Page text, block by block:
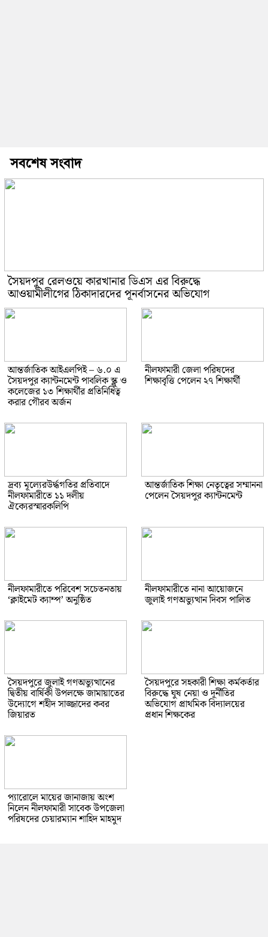
সবশেষ সংবাদ
সৈয়দপুর রেলওয়ে কারখানার ডিএস এর বিরুদ্ধে
আওয়ামীলীগের ঠিকাদারদের পূনর্বাসনের অভিযোগ
আন্তর্জাতিক আইএলপিই – ৬.০ এ
সৈয়দপুর ক্যান্টনমেন্ট পাবলিক স্ক্লু ও
কলেজের ১৩ শিক্ষার্থীর প্রতিনিধিত্ব
করার গৌরব অর্জন
নীলফামারী জেলা পরিষদের
শিক্ষাবৃত্তি পেলেন ২৭ শিক্ষার্থী
দ্রব্য মূল্যেরউর্দ্ধগতির প্রতিবাদে
নীলফামারীতে ১১ দলীয়
ঐক্যেরস্মারকলিপি
আন্তর্জাতিক শিক্ষা নেতৃত্বের সম্মাননা
পেলেন সৈয়দপুর ক্যান্টনমেন্ট
নীলফামারীতে পরিবেশ সচেতনতায়
‘ক্লাইমেট ক্যাম্প’ অনুষ্ঠিত
নীলফামারীতে নানা আয়োজনে
জুলাই গণঅভ্যুত্থান দিবস পালিত
সৈয়দপুরে জুলাই গণঅভ্যুত্থানের
দ্বিতীয় বার্ষিকী উপলক্ষে জামায়াতের
উদ্যোগে শহীদ সাজ্জাদের কবর
জিয়ারত
সৈয়দপুরে সহকারী শিক্ষা কর্মকর্তার
বিরুদ্ধে ঘুষ নেয়া ও দূর্নীতির
অভিযোগ প্রাথমিক বিদ্যালয়ের
প্রধান শিক্ষকের
প্যারোলে মায়ের জানাজায় অংশ
নিলেন নীলফামারী সাবেক উপজেলা
পরিষদের চেয়ারম্যান শাহিদ মাহমুদ